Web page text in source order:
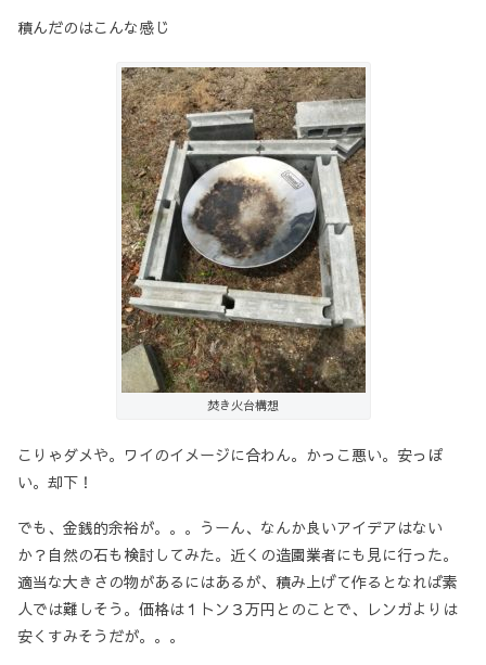
積んだのはこんな感じ
焚き火台構想
こりゃダメや。ワイのイメージに合わん。かっこ悪い。安っぽ
い。却下！
でも、金銭的余裕が。。。うーん、なんか良いアイデアはない
か？自然の石も検討してみた。近くの造園業者にも見に行った。
適当な大きさの物があるにはあるが、積み上げて作るとなれば素
人では難しそう。価格は１トン３万円とのことで、レンガよりは
安くすみそうだが。。。